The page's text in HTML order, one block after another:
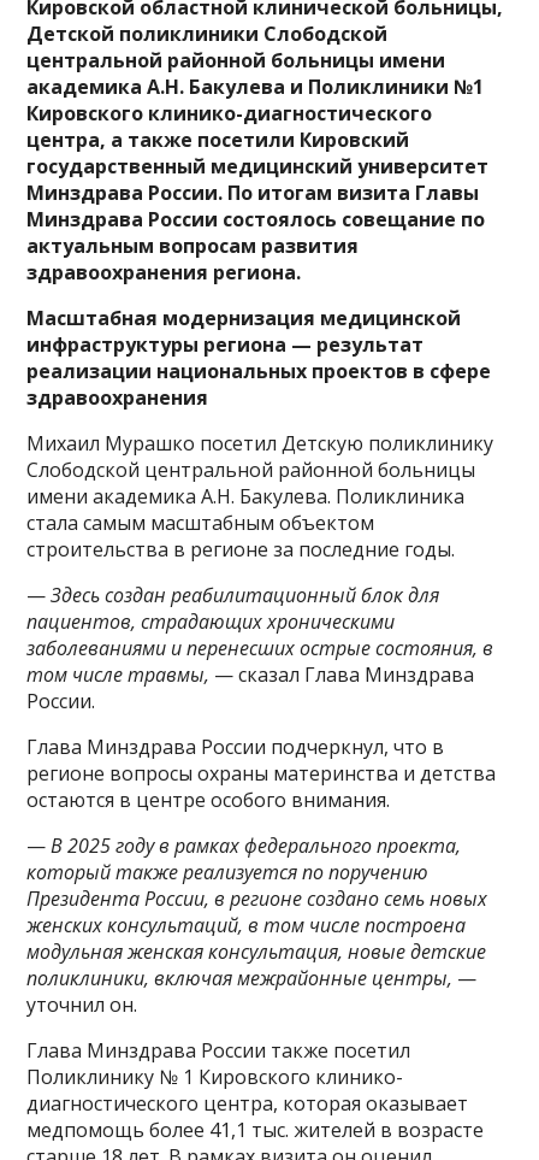
Кировской областной клинической больницы,
Детской поликлиники Слободской
центральной районной больницы имени
академика А.Н. Бакулева и Поликлиники №1
Кировского клинико-диагностического
центра, а также посетили Кировский
государственный медицинский университет
Минздрава России. По итогам визита Главы
Минздрава России состоялось совещание по
актуальным вопросам развития
здравоохранения региона.
Масштабная модернизация медицинской
инфраструктуры региона — результат
реализации национальных проектов в сфере
здравоохранения
Михаил Мурашко посетил Детскую поликлинику
Слободской центральной районной больницы
имени академика А.Н. Бакулева. Поликлиника
стала самым масштабным объектом
строительства в регионе за последние годы.
—Здесь создан реабилитационный блок для
пациентов, страдающих хроническими
заболеваниями и перенесших острые состояния, в
том числе травмы, — сказал Глава Минздрава
России.
Глава Минздрава России подчеркнул, что в
регионе вопросы охраны материнства и детства
остаются в центре особого внимания.
—В 2025 году в рамках федерального проекта,
который также реализуется по поручению
Президента России, в регионе создано семь новых
женских консультаций, в том числе построена
модульная женская консультация, новые детские
поликлиники, включая межрайонные центры, —
уточнил он.
Глава Минздрава России также посетил
Поликлинику № 1 Кировского клинико-
диагностического центра, которая оказывает
медпомощь более 41,1 тыс. жителей в возрасте